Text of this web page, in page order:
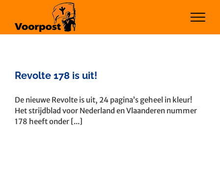
inhoud
Revolte 178 is uit!
De nieuwe Revolte is uit, 24 pagina’s geheel in kleur!
Het strijdblad voor Nederland en Vlaanderen nummer
178 heeft onder [...]